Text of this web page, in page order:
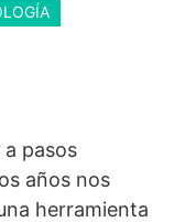
pasos
años nos
herramienta